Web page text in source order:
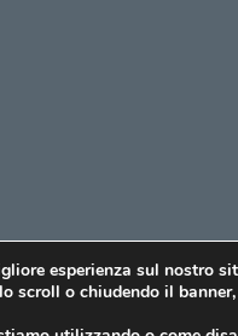
esperienza sul nostro
scroll o chiudendo il